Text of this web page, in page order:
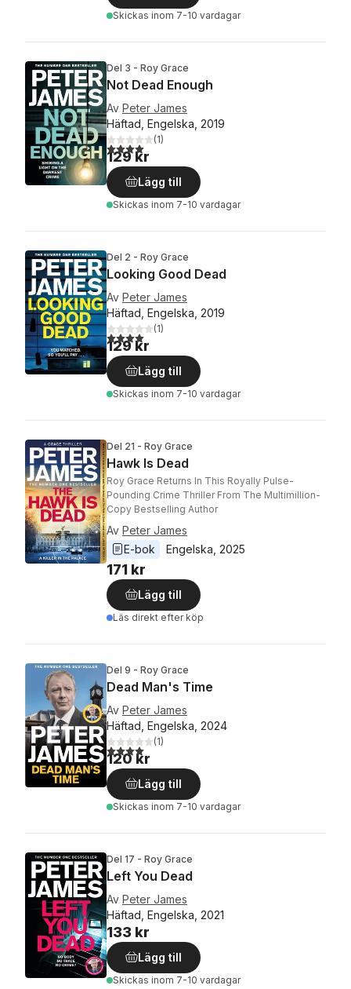
Skickas inom 7-10 vardagar
Del 3 - Roy Grace
Not Dead Enough
Av Peter James
Häftad, Engelska, 2019
4,0utav 5 stjärnor. Totalt antal röster:
(1)
129 kr
Lägg till
Skickas inom 7-10 vardagar
Del 2 - Roy Grace
Looking Good Dead
Av Peter James
Häftad, Engelska, 2019
4,0utav 5 stjärnor. Totalt antal röster:
(1)
129 kr
Lägg till
Skickas inom 7-10 vardagar
Del 21 - Roy Grace
Hawk Is Dead
Roy Grace Returns In This Royally Pulse-
Pounding Crime Thriller From The Multimillion-
Copy Bestselling Author
Av Peter James
E-bok
Engelska 2025
171 kr
Lägg till
Läs direkt efter köp
Del 9 - Roy Grace
Dead Man's Time
Av Peter James
Häftad, Engelska, 2024
4,0utav 5 stjärnor. Totalt antal röster:
(1)
120 kr
Lägg till
Skickas inom 7-10 vardagar
Del 17 - Roy Grace
Left You Dead
Av Peter James
Häftad, Engelska, 2021
133 kr
Lägg till
Skickas inom 7-10 vardagar